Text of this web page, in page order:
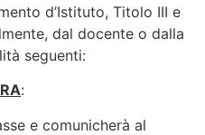
d’Istituto, Titolo III e
dal docente o dalla
seguenti:
:
e comunicherà al